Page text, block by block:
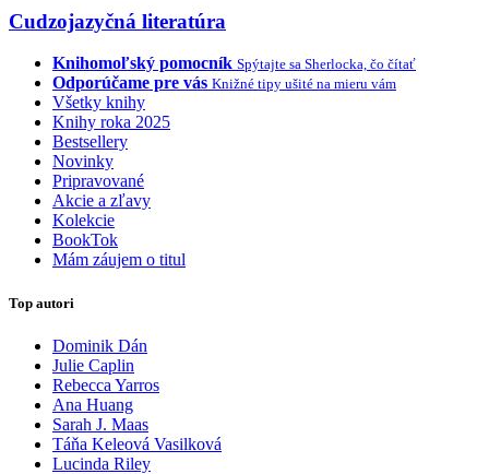
Cudzojazyčná literatúra
Knihomoľský pomocník Spýtajte sa Sherlocka, čo čítať
Odporúčame pre vás Knižné tipy ušité na mieru vám
Všetky knihy
Knihy roka 2025
Bestsellery
Novinky
Pripravované
Akcie a zľavy
Kolekcie
BookTok
Mám záujem o titul
Top autori
Dominik Dán
Julie Caplin
Rebecca Yarros
Ana Huang
Sarah J. Maas
Táňa Keleová Vasilková
Lucinda Riley